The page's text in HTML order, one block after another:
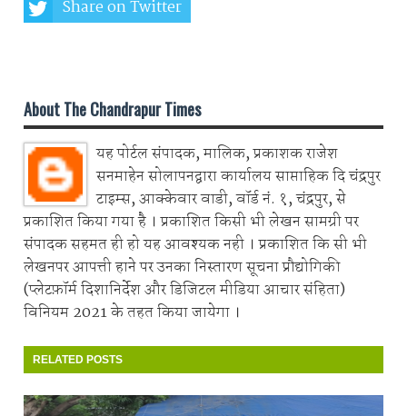
Share on Twitter
About The Chandrapur Times
यह पोर्टल संपादक, मालिक, प्रकाशक राजेश
सनमाहेन सोलापनद्वारा कार्यालय साप्ताहिक दि चंद्रपुर
टाइम्स, आक्केवार वाडी, वॉर्ड नं. १, चंद्रपुर, से
प्रकाशित किया गया है । प्रकाशित किसी भी लेखन सामग्री पर
संपादक सहमत ही हो यह आवश्यक नही । प्रकाशित कि सी भी
लेखनपर आपत्ती हाने पर उनका निस्तारण सूचना प्रौद्योगिकी
(प्लेटफ़ॉर्म दिशानिर्देश और डिजिटल मीडिया आचार संहिता)
विनियम 2021 के तहत किया जायेगा ।
RELATED POSTS